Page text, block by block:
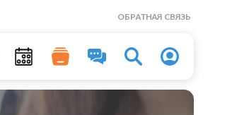
ОБРАТНАЯ СВЯЗЬ